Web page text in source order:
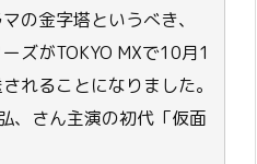
の金字塔というべき、
ズがTOKYO MXで10月1
れることになりました。
、さん主演の初代「仮面